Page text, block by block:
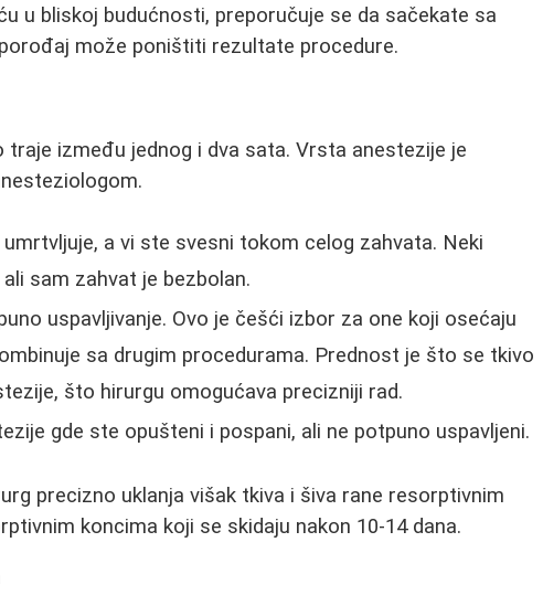
u bliskoj budućnosti, preporučuje se da sačekate sa
može poništiti rezultate procedure.
traje između jednog i dva sata. Vrsta anestezije je
a vi ste svesni tokom celog zahvata. Neki
sam zahvat je bezbolan.
uspavljivanje. Ovo je češći izbor za one koji osećaju
sa drugim procedurama. Prednost je što se tkivo
što hirurgu omogućava precizniji rad.
gde ste opušteni i pospani, ali ne potpuno uspavljeni.
precizno uklanja višak tkiva i šiva rane resorptivnim
koncima koji se skidaju nakon 10-14 dana.